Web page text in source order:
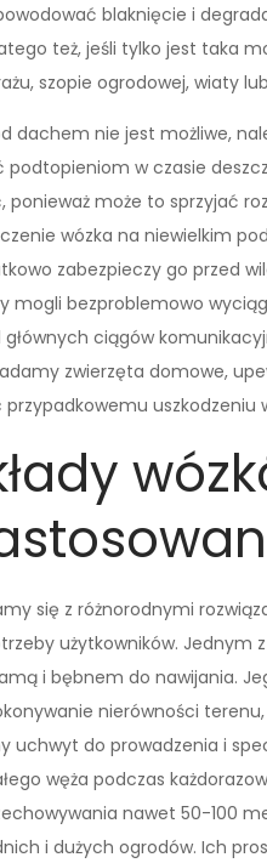
blaknięcie i
też, jeśli tylko jest taka
szopie ogrodowej, wiaty
dachem nie jest możliwe,
podtopieniom w czasie
ponieważ może to sprzyjać
wózka na niewielkim
zabezpieczy go przed
mogli bezproblemowo
ciągów
zwierzęta domowe,
uszkodzeniu
się z różnorodnymi
użytkowników. Jednym
i bębnem do nawijania.
nierówności
uchwyt do prowadzenia i
węża podczas
nawet 50-100
i dużych ogrodów. Ich